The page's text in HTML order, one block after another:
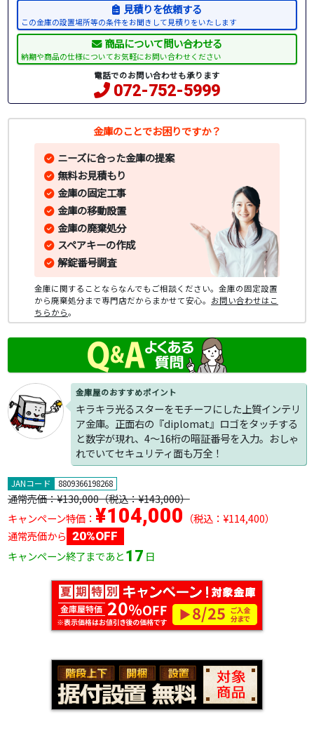
金庫屋のおすすめポイント
キラキラ光るスターをモチーフにした上質インテリ
ア金庫。正面右の『diplomat』ロゴをタッチする
と数字が現れ、4～16桁の暗証番号を入力。おしゃ
れでいてセキュリティ面も万全！
JANコード 8809366198268
通常売価：¥130,000（税込：¥143,000）
キャンペーン特価： ¥104,000 （税込：¥114,400）
通常売価から 20%OFF
キャンペーン終了まであと17 日
見積りを依頼する
この金庫の設置場所等の条件をお聞きして見積りをいたします
商品について問い合わせる
納期や商品の仕様についてお気軽にお問い合わせください
電話でのお問い合わせも承ります
072-752-5999
金庫のことでお困りですか？
ニーズに合った金庫の提案
無料お見積もり
金庫の固定工事
金庫の移動設置
金庫の廃棄処分
スペアキーの作成
解錠番号調査
金庫に関することならなんでもご相談ください。金庫の固定設置
から廃棄処分まで専門店だからまかせて安心。 お問い合わせはこ
ちらから。